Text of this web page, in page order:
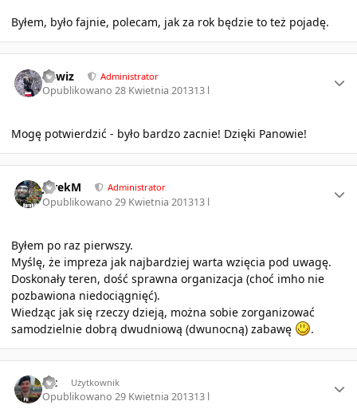
Byłem, było fajnie, polecam, jak za rok będzie to też pojadę.
sirwiz Administrator
Opublikowano28 Kwietnia 201313 l
Mogę potwierdzić - było bardzo zacnie! Dzięki Panowie!
JarekM Administrator
Opublikowano29 Kwietnia 201313 l
Byłem po raz pierwszy.
Myślę, że impreza jak najbardziej warta wzięcia pod uwagę.
Doskonały teren, dość sprawna organizacja (choć imho nie
pozbawiona niedociągnięć).
Wiedząc jak się rzeczy dzieją, można sobie zorganizować
samodzielnie dobrą dwudniową (dwunocną) zabawę
.
Pit Użytkownik
Opublikowano29 Kwietnia 201313 l